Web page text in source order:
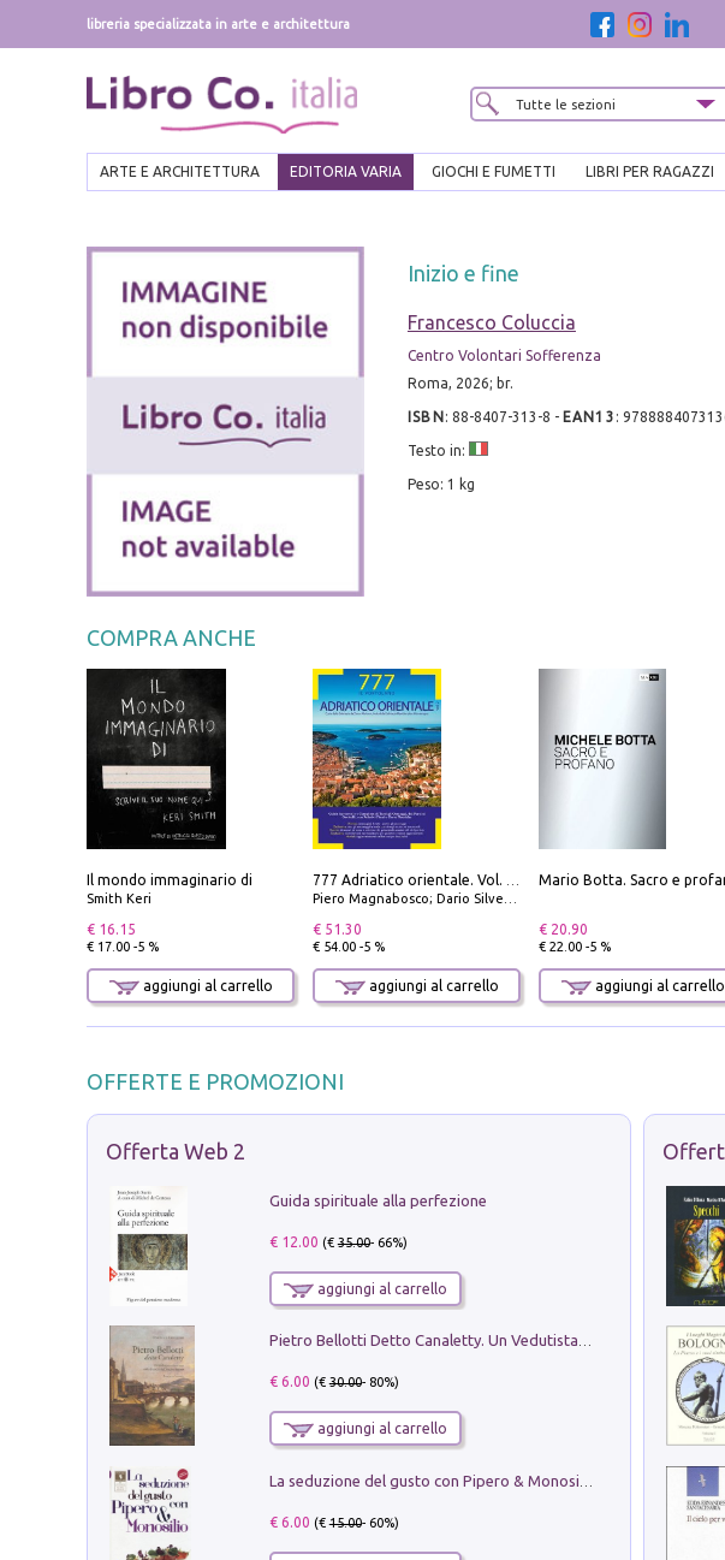
libreria specializzata in arte e architettura
ARTE E ARCHITETTURA EDITORIA VARIA GIOCHI E FUMETTI LIBRI PER RAGAZZI
Inizio e fine
Francesco Coluccia
Centro Volontari Sofferenza
Roma, 2026; br.
ISBN : 88-8407-313-8 - EAN13 :
Testo in:
Peso: 1 kg
COMPRA ANCHE
Il mondo immaginario di
Smith Keri
€ 16.15
€ 17.00 -5 %
aggiungi al carrello
777 Adriatico orientale. Vol. 2: Costa della Dalmazia da Zara a Molunat, Isole della Dalmazia Meridionale e Montenegro
Piero Magnabosco; Dario Silvestro; Marco Sbrizzi
€ 51.30
€ 54.00 -5 %
aggiungi al carrello
€ 20.90
€ 22.00 -5 %
aggiungi al carrello
OFFERTE E PROMOZIONI
Offerta Web 2
Guida spirituale alla perfezione
€ 12.00 (€35.00- 66%)
aggiungi al carrello
Pietro Bellotti Detto Canaletty. Un Vedutista Veneziano nella Francia dell'Ancien Régime
€ 6.00 (€30.00- 80%)
aggiungi al carrello
€ 6.00 (€15.00- 60%)